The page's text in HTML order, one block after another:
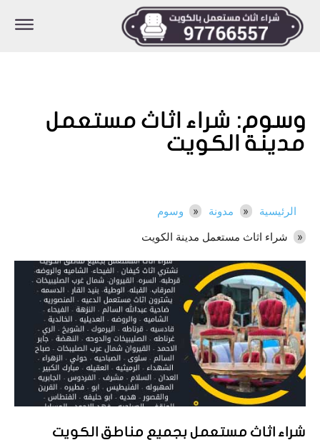
وسوم: شراء اثاث مستعمل
مدينة الكويت
الرئيسية مدونة
وسوم
شراء اثاث مستعمل مدينة الكويت
شراء اثاث مستعمل بجميع مناطق الكويت